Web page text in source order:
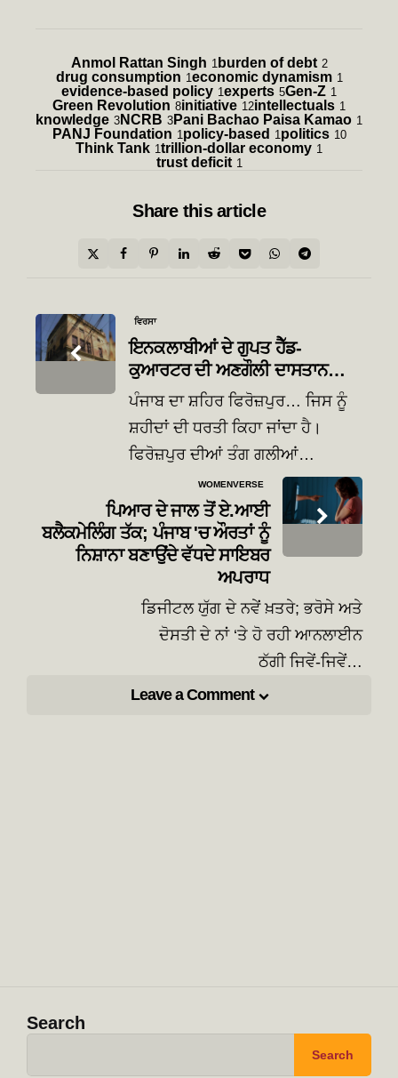
Anmol Rattan Singh 1 burden of debt 2
drug consumption 1economic dynamism 1
evidence-based policy 1experts 5Gen-Z 1
Green Revolution 8initiative 12intellectuals 1
knowledge 3 NCRB 3 Pani Bachao Paisa Kamao 1
PANJ Foundation 1policy-based 1politics 10
Think Tank 1trillion-dollar economy 1
trust deficit 1
Share this article
Post
navigation
ਵਿਰਸਾ
ਇਨਕਲਾਬੀਆਂ ਦੇ ਗੁਪਤ ਹੈੱਡ-
ਕੁਆਰਟਰ ਦੀ ਅਣਗੌਲੀ ਦਾਸਤਾਨ…
ਪੰਜਾਬ ਦਾ ਸ਼ਹਿਰ ਫਿਰੋਜ਼ਪੁਰ… ਜਿਸ ਨੂੰ
ਸ਼ਹੀਦਾਂ ਦੀ ਧਰਤੀ ਕਿਹਾ ਜਾਂਦਾ ਹੈ।
ਫਿਰੋਜ਼ਪੁਰ ਦੀਆਂ ਤੰਗ ਗਲੀਆਂ…
WOMENVERSE
ਪਿਆਰ ਦੇ ਜਾਲ ਤੋਂ ਏ.ਆਈ
ਬਲੈਕਮੇਲਿੰਗ ਤੱਕ; ਪੰਜਾਬ 'ਚ ਔਰਤਾਂ ਨੂੰ
ਨਿਸ਼ਾਨਾ ਬਣਾਉਂਦੇ ਵੱਧਦੇ ਸਾਇਬਰ
ਅਪਰਾਧ
ਡਿਜੀਟਲ ਯੁੱਗ ਦੇ ਨਵੇਂ ਖ਼ਤਰੇ; ਭਰੋਸੇ ਅਤੇ
ਦੋਸਤੀ ਦੇ ਨਾਂ ‘ਤੇ ਹੋ ਰਹੀ ਆਨਲਾਈਨ
ਠੱਗੀ ਜਿਵੇਂ-ਜਿਵੇਂ…
Leave a Comment
Search
Search